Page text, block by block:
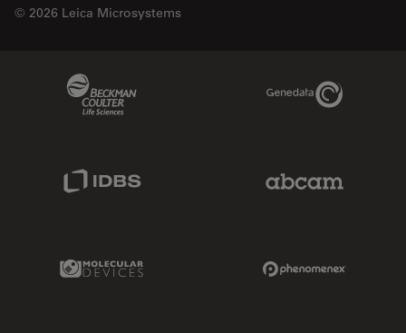
© 2026 Leica Microsystems
Genedata Link
Molecular Devices Link